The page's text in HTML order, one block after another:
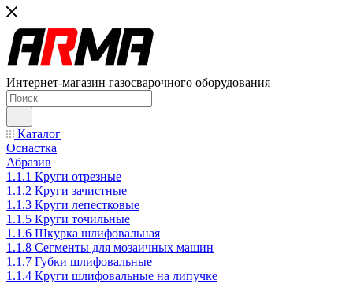
Интернет-магазин газосварочного оборудования
Каталог
Оснастка
Абразив
1.1.1 Круги отрезные
1.1.2 Круги зачистные
1.1.3 Круги лепестковые
1.1.5 Круги точильные
1.1.6 Шкурка шлифовальная
1.1.8 Сегменты для мозаичных машин
1.1.7 Губки шлифовальные
1.1.4 Круги шлифовальные на липучке